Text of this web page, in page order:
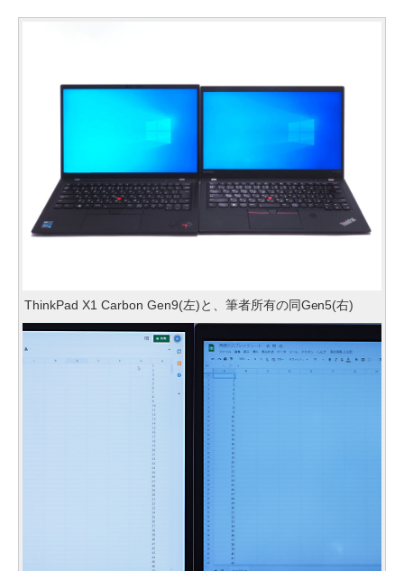
ThinkPad X1 Carbon Gen9(左)と、筆者所有の同Gen5(右)